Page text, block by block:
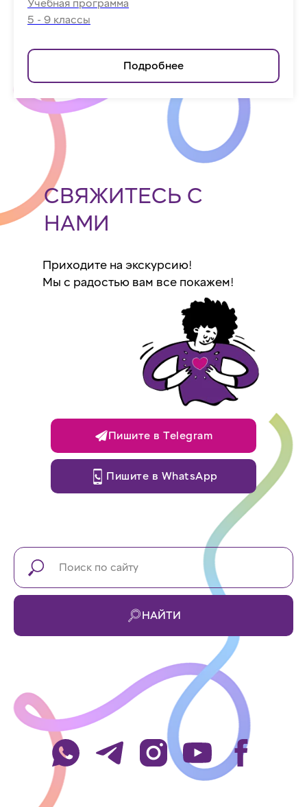
Учебная программа
5 - 9 классы
Подробнее
СВЯЖИТЕСЬ С
НАМИ
Приходите на экскурсию!
Мы с радостью вам все покажем!
Пишите в Telegram
Пишите в WhatsApp
НАЙТИ